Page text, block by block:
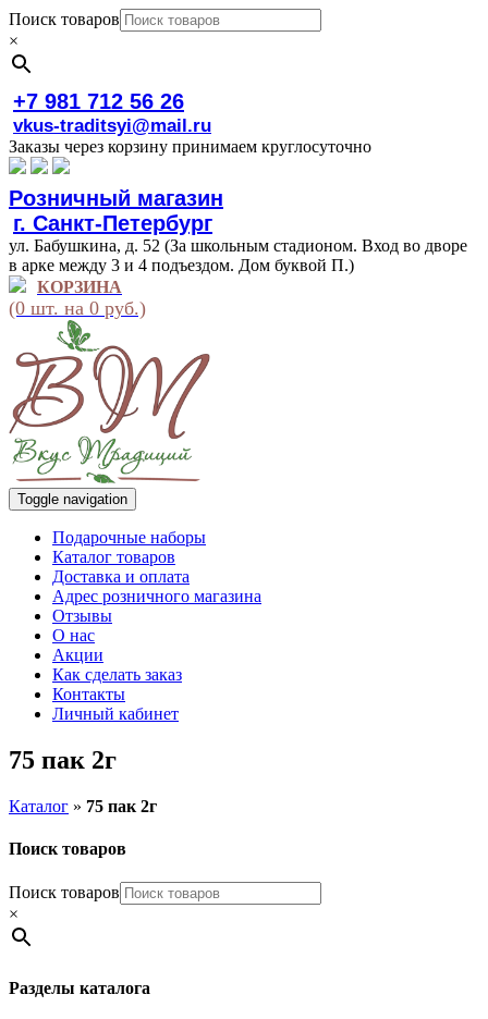
Поиск товаров
×
+7 981 712 56 26
vkus-traditsyi@mail.ru
Заказы через корзину принимаем круглосуточно
Розничный магазин
г. Санкт-Петербург
ул. Бабушкина, д. 52 (За школьным стадионом. Вход во дворе
в арке между 3 и 4 подъездом. Дом буквой П.)
КОРЗИНА
(0 шт. на 0 руб.)
Toggle navigation
Подарочные наборы
Каталог товаров
Доставка и оплата
Адрес розничного магазина
Отзывы
О нас
Акции
Как сделать заказ
Контакты
Личный кабинет
75 пак 2г
Каталог » 75 пак 2г
Поиск товаров
Поиск товаров
×
Разделы каталога